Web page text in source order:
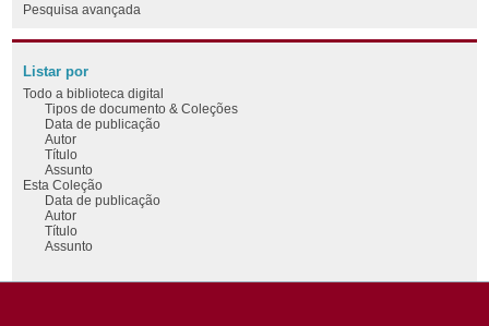
Pesquisa avançada
Listar por
Todo a biblioteca digital
Tipos de documento & Coleções
Data de publicação
Autor
Título
Assunto
Esta Coleção
Data de publicação
Autor
Título
Assunto